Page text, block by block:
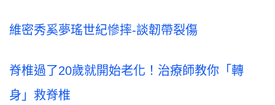
維密秀奚夢瑤世紀慘摔-談韌帶裂傷
脊椎過了20歲就開始老化！治療師教你「轉
身」救脊椎